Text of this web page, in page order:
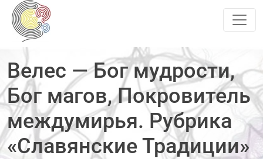
Велес — Бог мудрости,
Бог магов, Покровитель
междумирья. Рубрика
«Славянские Традиции»